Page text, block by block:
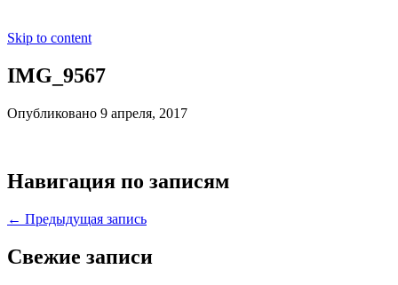
Skip to content
IMG_9567
Опубликовано 9 апреля, 2017
Навигация по записям
← Предыдущая запись
Свежие записи